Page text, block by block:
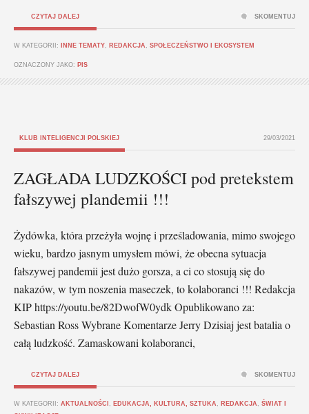
CZYTAJ DALEJ
W KATEGORII: INNE TEMATY REDAKCJA SPOŁECZEŃSTWO I EKOSYSTEM
OZNACZONY JAKO: PIS
SKOMENTUJ
KLUB INTELIGENCJI POLSKIEJ 29/03/2021
ZAGŁADA LUDZKOŚCI pod pretekstem
fałszywej plandemii !!!
Żydówka, która przeżyła wojnę i prześladowania, mimo swojego
wieku, bardzo jasnym umysłem mówi, że obecna sytuacja
fałszywej pandemii jest dużo gorsza, a ci co stosują się do
nakazów, w tym noszenia maseczek, to kolaboranci !!! Redakcja
KIP https://youtu.be/82DwofW0ydk Opublikowano za:
Sebastian Ross Wybrane Komentarze Jerry Dzisiaj jest batalia o
całą ludzkość. Zamaskowani kolaboranci,
CZYTAJ DALEJ
W KATEGORII: AKTUALNOŚCI EDUKACJA, KULTURA, SZTUKA REDAKCJA
ŚWIAT I
SKOMENTUJ